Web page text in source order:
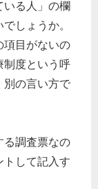
いる人」の欄
しょうか。
項目がないの
制度という呼
別の言い方で
る調査票なの
トして記入す